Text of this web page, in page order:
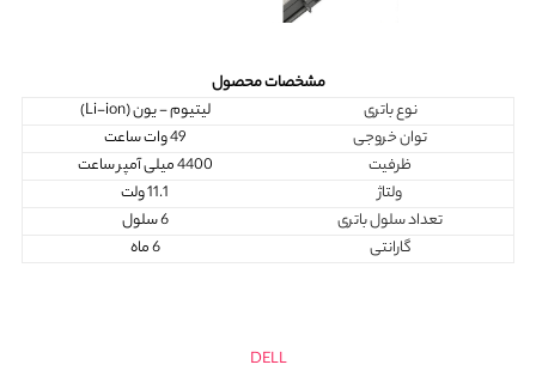
مشخصات محصول
نوع باتری
لیتیوم - یون (Li-ion)
توان خروجی
49 وات ساعت
ظرفیت
4400 میلی آمپر ساعت
ولتاژ
11.1 ولت
تعداد سلول باتری
6 سلول
گارانتی
6 ماه
DELL